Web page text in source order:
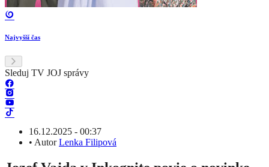
Najvyšší čas
Sleduj TV JOJ správy
16.12.2025 - 00:37
• AutorLenka Filipová